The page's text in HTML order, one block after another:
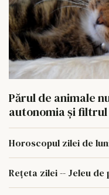
Părul de animale
autonomia și
aspirator fără fir
Horoscopul zilei de
Rețeta zilei -- Jeleu de